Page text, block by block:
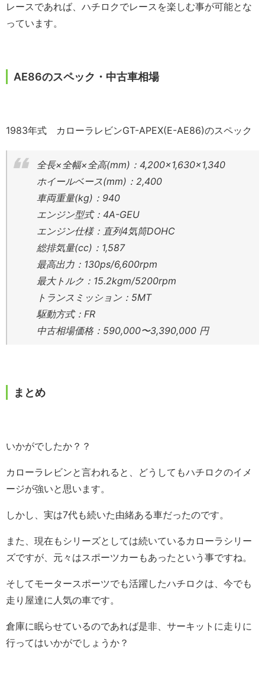
レースであれば、ハチロクでレースを楽しむ事が可能とな
っています。
AE86のスペック・中古車相場
1983年式 カローラレビンGT-APEX(E-AE86)のスペック
全長×全幅×全高(mm)：4,200×1,630×1,340
ホイールベース(mm)：2,400
車両重量(kg)：940
エンジン型式：4A-GEU
エンジン仕様：直列4気筒DOHC
総排気量(cc)：1,587
最高出力：130ps/6,600rpm
最大トルク：15.2kgm/5200rpm
トランスミッション：5MT
駆動方式：FR
中古相場価格：590,000〜3,390,000 円
まとめ
いかがでしたか？？
カローラレビンと言われると、どうしてもハチロクのイメ
ージが強いと思います。
しかし、実は7代も続いた由緒ある車だったのです。
また、現在もシリーズとしては続いているカローラシリー
ズですが、元々はスポーツカーもあったという事ですね。
そしてモータースポーツでも活躍したハチロクは、今でも
走り屋達に人気の車です。
倉庫に眠らせているのであれば是非、サーキットに走りに
行ってはいかがでしょうか？